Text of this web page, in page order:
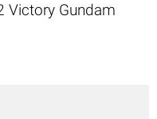
Victory Gundam